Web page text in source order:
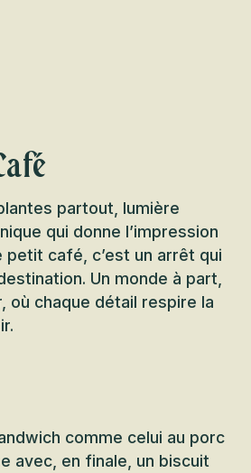
partout, lumière
qui donne l’impression
petit café, c’est un arrêt qui
Un monde à part,
où chaque détail respire la
comme celui au porc
avec, en finale, un biscuit